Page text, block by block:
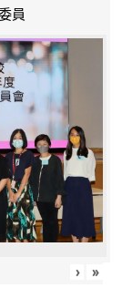
員
› »